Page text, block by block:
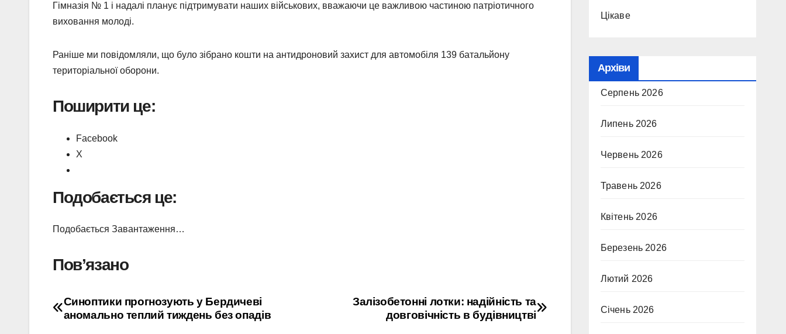
Гімназія № 1 і надалі планує підтримувати наших військових, вважаючи це важливою частиною патріотичного
виховання молоді.
Раніше ми повідомляли, що було зібрано кошти на антидроновий захист для автомобіля 139 батальйону
територіальної оборони.
Поширити це:
Facebook
X
Подобається це:
Подобається Завантаження…
Пов’язано
Навігація
Залізобетонні лотки: надійність та
довговічність в будівництві
Синоптики прогнозують у Бердичеві
аномально теплий тиждень без опадів
Цікаве
Архіви
Серпень 2026
Липень 2026
Червень 2026
Травень 2026
Квітень 2026
Березень 2026
Лютий 2026
Січень 2026